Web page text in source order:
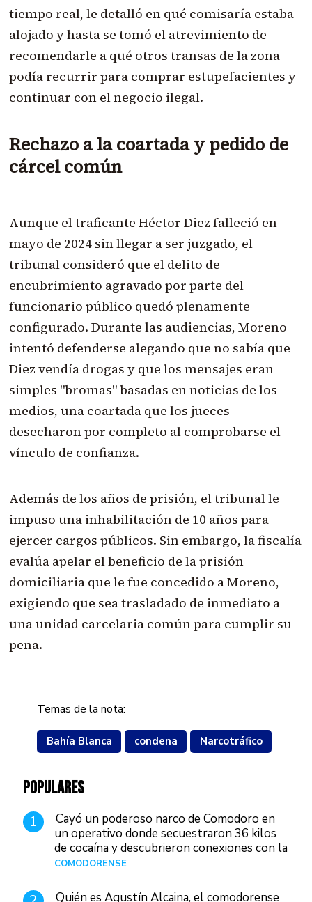
tiempo real, le detalló en qué comisaría estaba
alojado y hasta se tomó el atrevimiento de
recomendarle a qué otros transas de la zona
podía recurrir para comprar estupefacientes y
continuar con el negocio ilegal.
Rechazo a la coartada y pedido de
cárcel común
Aunque el traficante Héctor Diez falleció en
mayo de 2024 sin llegar a ser juzgado, el
tribunal consideró que el delito de
encubrimiento agravado por parte del
funcionario público quedó plenamente
configurado. Durante las audiencias, Moreno
intentó defenderse alegando que no sabía que
Diez vendía drogas y que los mensajes eran
simples "bromas" basadas en noticias de los
medios, una coartada que los jueces
desecharon por completo al comprobarse el
vínculo de confianza.
Además de los años de prisión, el tribunal le
impuso una inhabilitación de 10 años para
ejercer cargos públicos. Sin embargo, la fiscalía
evalúa apelar el beneficio de la prisión
domiciliaria que le fue concedido a Moreno,
exigiendo que sea trasladado de inmediato a
una unidad carcelaria común para cumplir su
pena.
Temas de la nota:
Bahía Blanca condena Narcotráfico
POPULARES
1
Cayó un poderoso narco de Comodoro en
un operativo donde secuestraron 36 kilos
de cocaína y descubrieron conexiones con la
Patagonia
COMODORENSE
Quién es Agustín Alcaina, el comodorense